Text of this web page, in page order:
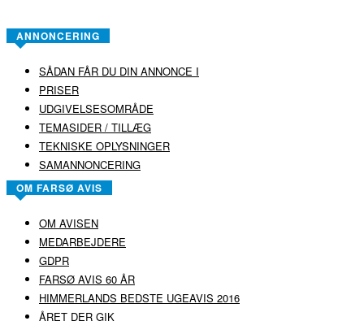
ANNONCERING
SÅDAN FÅR DU DIN ANNONCE I
PRISER
UDGIVELSESOMRÅDE
TEMASIDER / TILLÆG
TEKNISKE OPLYSNINGER
SAMANNONCERING
OM FARSØ AVIS
OM AVISEN
MEDARBEJDERE
GDPR
FARSØ AVIS 60 ÅR
HIMMERLANDS BEDSTE UGEAVIS 2016
ÅRET DER GIK